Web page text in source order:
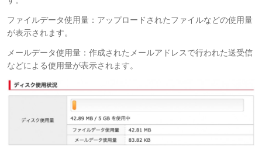
ファイルデータ使用量：アップロードされたファイルなどの使用量
が表示されます。
メールデータ使用量：作成されたメールアドレスで行われた送受信
などによる使用量が表示されます。